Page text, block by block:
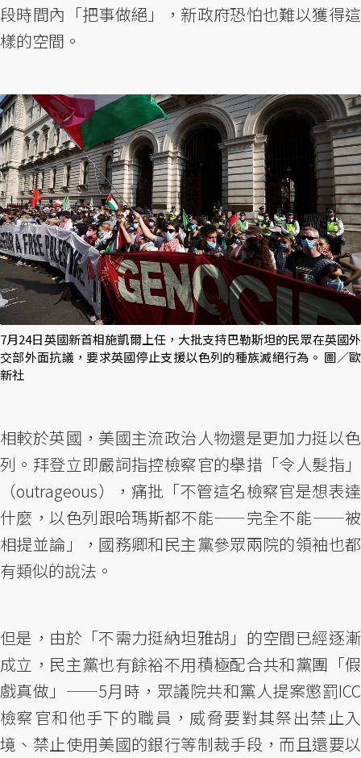
段時間內「把事做絕」，新政府恐怕也難以獲得這
樣的空間。
7月24日英國新首相施凱爾上任，大批支持巴勒斯坦的民眾在英國外
交部外面抗議，要求英國停止支援以色列的種族滅絕行為。 圖／歐
新社
相較於英國，美國主流政治人物還是更加力挺以色
列。拜登立即嚴詞指控檢察官的舉措「令人髮指」
（outrageous），痛批「不管這名檢察官是想表達
什麼，以色列跟哈瑪斯都不能——完全不能——被
相提並論」，國務卿和民主黨參眾兩院的領袖也都
有類似的說法。
但是，由於「不需力挺納坦雅胡」的空間已經逐漸
成立，民主黨也有餘裕不用積極配合共和黨團「假
戲真做」——5月時，眾議院共和黨人提案懲罰ICC
檢察官和他手下的職員，威脅要對其祭出禁止入
境、禁止使用美國的銀行等制裁手段，而且還要以